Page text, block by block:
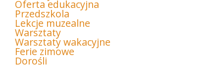
Oferta edukacyjna
Przedszkola
Lekcje muzealne
Warsztaty
Warsztaty wakacyjne
Ferie zimowe
Dorośli